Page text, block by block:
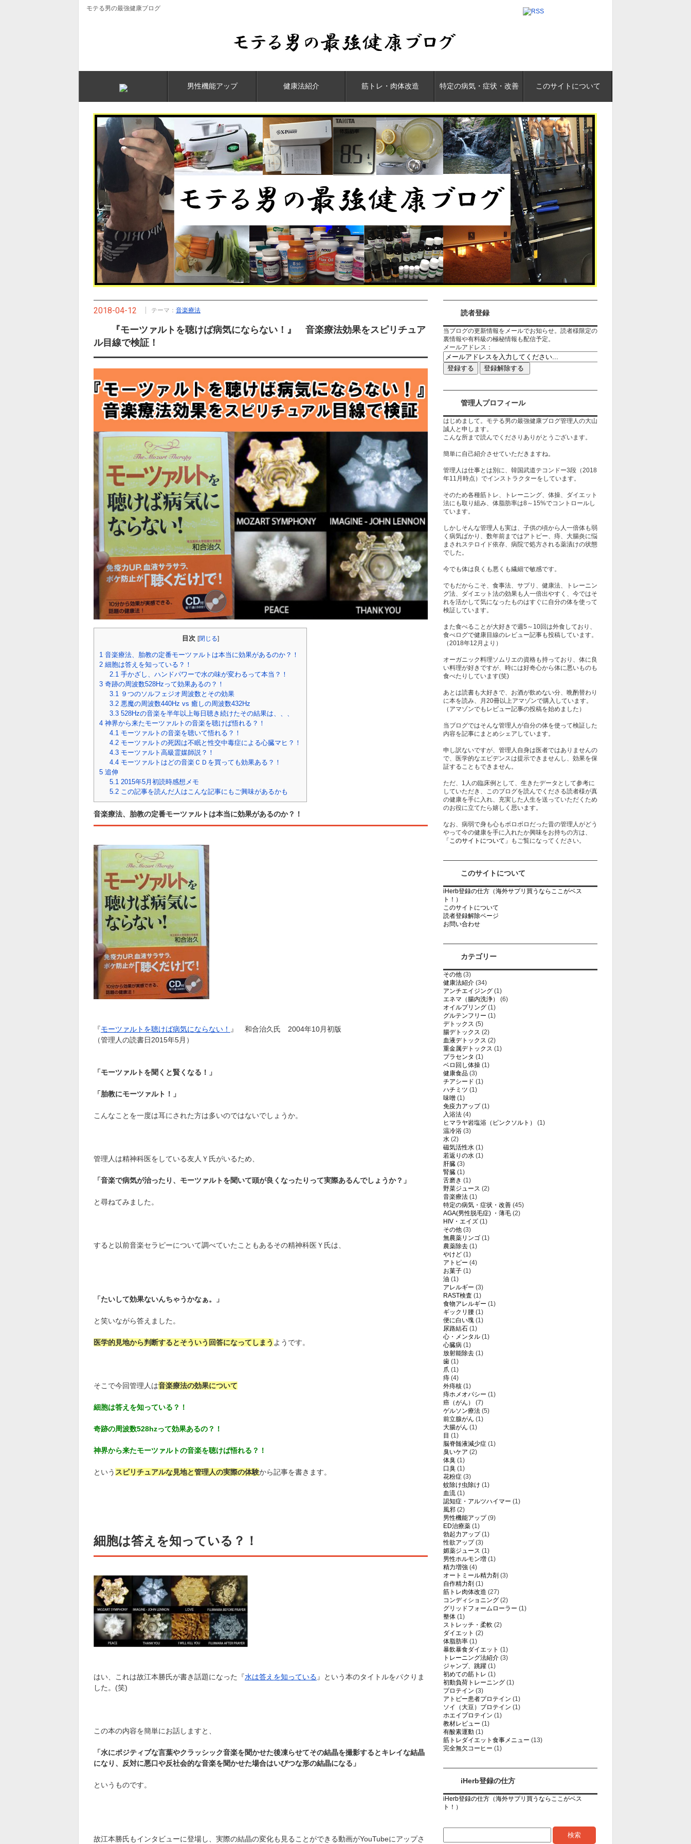
モテる男の最強健康ブログ
男性機能アップ 健康法紹介 筋トレ・肉体改造 特定の病気・症状・改善 このサイトについて
『モーツァルトを聴けば病気にならない！』 音楽療法効果をスピリチュア
ル目線で検証！
2018-04-12 テーマ： 音楽療法
目次 [閉じる]
1 音楽療法、胎教の定番モーツァルトは本当に効果があるのか？！
2 細胞は答えを知っている？！
2.1 手かざし、ハンドパワーで水の味が変わるって本当？！
3 奇跡の周波数528Hzって効果あるの？！
3.1
９つのソルフェジオ周波数とその効果
3.2悪魔の周波数440Hz vs 癒しの周波数432Hz
3.3528Hzの音楽を半年以上毎日聴き続けたその結果は、、、
4 神界から来たモーツァルトの音楽を聴けば悟れる？！
4.1 モーツァルトの音楽を聴いて悟れる？！
4.2モーツァルトの死因は不眠と性交中毒症による心臓マヒ？！
4.3モーツァルト高級霊媒師説？！
4.4モーツァルトはどの音楽ＣＤを買っても効果ある？！
5 追伸
5.1 2015年5月初読時感想メモ
5.2この記事を読んだ人はこんな記事にもご興味があるかも
音楽療法、胎教の定番モーツァルトは本当に効果があるのか？！
『モーツァルトを聴けば病気にならない！ 』 和合治久氏 2004年10月初版
（管理人の読書日2015年5月）
「モーツァルトを聞くと賢くなる！」
「胎教にモーツァルト！」
こんなことを一度は耳にされた方は多いのではないでしょうか。
管理人は精神科医をしている友人Ｙ氏がいるため、
「音楽で病気が治ったり、モーツァルトを聞いて頭が良くなったりって実際あるんでしょうか？」
と尋ねてみました。
すると以前音楽セラピーについて調べていたこともあるその精神科医Ｙ氏は、
「たいして効果ないんちゃうかなぁ。」
と笑いながら答えました。
医学的見地から判断するとそういう回答になってしまう ようです。
そこで今回管理人は音楽療法の効果について
細胞は答えを知っている？！
奇跡の周波数528hzって効果あるの？！
神界から来たモーツァルトの音楽を聴けば悟れる？！
という スピリチュアルな見地と管理人の実際の体験から記事を書きます。
細胞は答えを知っている？！
はい、これは故江本勝氏が書き話題になった『水は答えを知っている 』という本のタイトルをパクりま
した。(笑)
この本の内容を簡単にお話しますと、
「水にポジティブな言葉やクラッシック音楽を聞かせた後凍らせてその結晶を撮影するとキレイな結晶
になり、反対に悪口や反社会的な音楽を聞かせた場合はいびつな形の結晶になる」
というものです。
故江本勝氏もインタビューに登場し、実際の結晶の変化も見ることができる動画がYouTubeにアップさ
読者登録
当ブログの更新情報をメールでお知らせ。読者様限定の
裏情報や有料級の極秘情報も配信予定。
メールアドレス：
管理人プロフィール
はじめまして。モテる男の最強健康ブログ管理人の大山
誠人と申します。
こんな所まで読んでくださりありがとうございます。
簡単に自己紹介させていただきますね。
管理人は仕事とは別に、韓国武道テコンドー3段（2018
年11月時点）でインストラクターをしています。
そのため各種筋トレ、トレーニング、体操、ダイエット
法にも取り組み、体脂肪率は8～15%でコントロールし
ています。
しかしそんな管理人も実は、子供の頃から人一倍体も弱
く病気ばかり、数年前まではアトピー、痔、大腸炎に悩
まされステロイド依存、病院で処方される薬漬けの状態
でした。
今でも体は良くも悪くも繊細で敏感です。
でもだからこそ、食事法、サプリ、健康法、トレーニン
グ法、ダイエット法の効果も人一倍出やすく、今ではそ
れを活かして気になったものはすぐに自分の体を使って
検証しています。
また食べることが大好きで週5～10回は外食しており、
食べログで健康目線のレビュー記事も投稿しています。
（2018年12月より）
オーガニック料理ソムリエの資格も持っており、体に良
い料理が好きですが、時には好奇心から体に悪いものも
食べたりしています(笑)
あとは読書も大好きで、お酒が飲めない分、晩酌替わり
に本を読み、月20冊以上アマゾンで購入しています。
（アマゾンでもレビュー記事の投稿を始めました）
当ブログではそんな管理人が自分の体を使って検証した
内容を記事にまとめシェアしています。
申し訳ないですが、管理人自身は医者ではありませんの
で、医学的なエビデンスは提示できませんし、効果を保
証することもできません。
ただ、1人の臨床例として、生きたデータとして参考に
していただき、このブログを読んでくださる読者様が真
の健康を手に入れ、充実した人生を送っていただくため
のお役に立てたら嬉しく思います。
なお、病弱で身も心もボロボロだった昔の管理人がどう
やって今の健康を手に入れたか興味をお持ちの方は、
「このサイトについて」
もご覧になってください。
このサイトについて
iHerb登録の仕方（海外サプリ買うならここがベス
ト！）
このサイトについて
読者登録解除ページ
お問い合わせ
カテゴリー
その他 (3)
健康法紹介 (34)
アンチエイジング (1)
エネマ（腸内洗浄）
(6)
オイルプリング (1)
グルテンフリー (1)
デトックス (5)
腸デトックス (2)
血液デトックス (2)
重金属デトックス (1)
プラセンタ (1)
ベロ回し体操 (1)
健康食品 (3)
チアシード (1)
ハチミツ (1)
味噌 (1)
免疫力アップ(1)
入浴法 (4)
ヒマラヤ岩塩浴（ピンクソルト）
(1)
温冷浴 (3)
水 (2)
磁気活性水 (1)
若返りの水 (1)
肝臓 (3)
腎臓 (1)
舌磨き (1)
野菜ジュース (2)
音楽療法 (1)
特定の病気・症状・改善 (45)
AGA(男性脱毛症) ・薄毛 (2)
HIV・エイズ (1)
その他 (3)
無農薬リンゴ (1)
農薬除去 (1)
やけど (1)
アトピー (4)
お菓子 (1)
油 (1)
アレルギー (3)
RAST検査 (1)
食物アレルギー (1)
ギックリ腰 (1)
便に白い塊 (1)
尿路結石 (1)
心・メンタル (1)
心臓病 (1)
放射能除去 (1)
歯 (1)
爪 (1)
痔 (4)
外痔核 (1)
痔ホメオパシー (1)
癌（がん）
(7)
ゲルソン療法 (5)
前立腺がん (1)
大腸がん (1)
目 (1)
脳脊髄液減少症 (1)
臭いケア (2)
体臭 (1)
口臭 (1)
花粉症 (3)
蚊除け虫除け (1)
血流 (1)
認知症・アルツハイマー (1)
風邪 (2)
男性機能アップ(9)
ED治療薬 (1)
勃起力アップ(1)
性欲アップ(3)
媚薬ジュース (1)
男性ホルモン増 (1)
精力増強 (4)
オートミール精力剤 (3)
自作精力剤 (1)
筋トレ肉体改造 (27)
コンディショニング (2)
グリッドフォームローラー (1)
整体 (1)
ストレッチ・柔軟 (2)
ダイエット (2)
体脂肪率 (1)
暴飲暴食ダイエット (1)
トレーニング法紹介 (3)
ジャンプ、跳躍 (1)
初めての筋トレ (1)
初動負荷トレーニング (1)
プロテイン (3)
アトピー患者プロテイン (1)
ソイ（大豆）プロテイン (1)
ホエイプロテイン (1)
教材レビュー (1)
有酸素運動 (1)
筋トレダイエット食事メニュー (13)
完全無欠コーヒー (1)
iHerb登録の仕方
iHerb登録の仕方（海外サプリ買うならここがベス
ト！）